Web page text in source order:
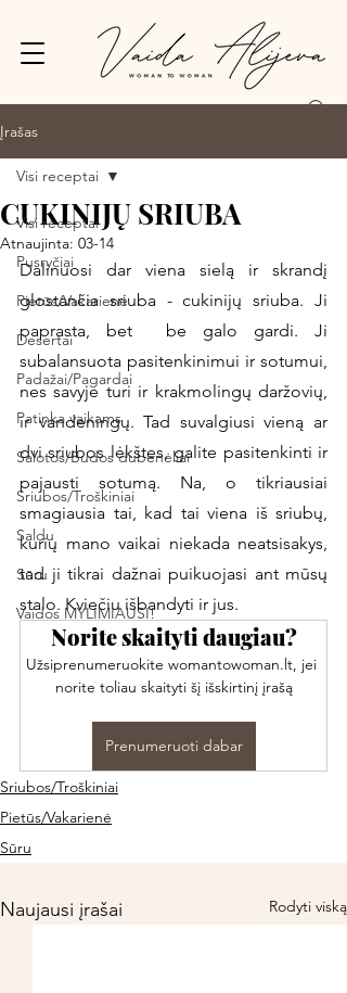
Įrašas
Visi receptai
Pusryčiai
Pietūs/Vakarienė
Desertai
Padažai/Pagardai
Patinka vaikams
Salotos/Budos dubenėliai
Sriubos/Troškiniai
Saldu
Sūru
Vaidos MYLIMIAUSI!
Visi receptai
CUKINIJŲ SRIUBA
Atnaujinta: 03-14
Dalinuosi dar viena sielą ir skrandį
glostančia sriuba - cukinijų sriuba. Ji
paprasta, bet  be galo gardi. Ji
subalansuota pasitenkinimui ir sotumui,
nes savyje turi ir krakmolingų daržovių,
ir vandeningų. Tad suvalgiusi vieną ar
dvi sriubos lėkštes, galite pasitenkinti ir
pajausti sotumą. Na, o tikriausiai
smagiausia tai, kad tai viena iš sriubų,
kurių mano vaikai niekada neatsisakys,
tad ji tikrai dažnai puikuojasi ant mūsų
stalo. Kviečiu išbandyti ir jus.
Norite skaityti daugiau?
Užsiprenumeruokite womantowoman.lt, jei
norite toliau skaityti šį išskirtinį įrašą
Prenumeruoti dabar
Sriubos/Troškiniai
Pietūs/Vakarienė
Sūru
Naujausi įrašai Rodyti viską